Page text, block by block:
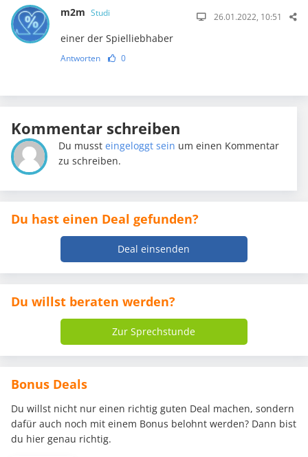
m2m Studi 26.01.2022, 10:51
einer der Spielliebhaber
Antworten 0
Kommentar schreiben
Du mussteingeloggt sein um einen Kommentar
zu schreiben.
Du hast einen Deal gefunden?
Deal einsenden
Du willst beraten werden?
Zur Sprechstunde
Bonus Deals
Du willst nicht nur einen richtig guten Deal machen, sondern
dafür auch noch mit einem Bonus belohnt werden? Dann bist
du hier genau richtig.